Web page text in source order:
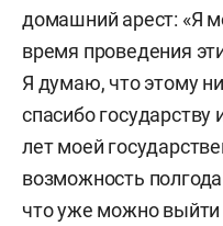
домашний арест: «Я
время проведения
Я думаю, что этому
спасибо государству
лет моей
возможность
что уже можно выйти